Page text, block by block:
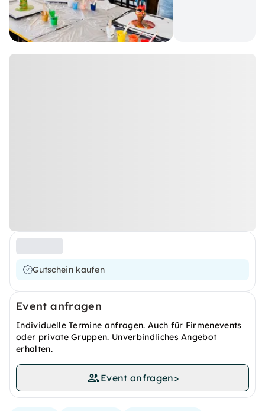
Gutschein kaufen
Event anfragen
Individuelle Termine anfragen. Auch für Firmenevents
oder private Gruppen. Unverbindliches Angebot
erhalten.
Event anfragen>